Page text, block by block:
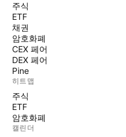
주식
ETF
채권
암호화폐
CEX 페어
DEX 페어
Pine
히트맵
주식
ETF
암호화폐
캘린더